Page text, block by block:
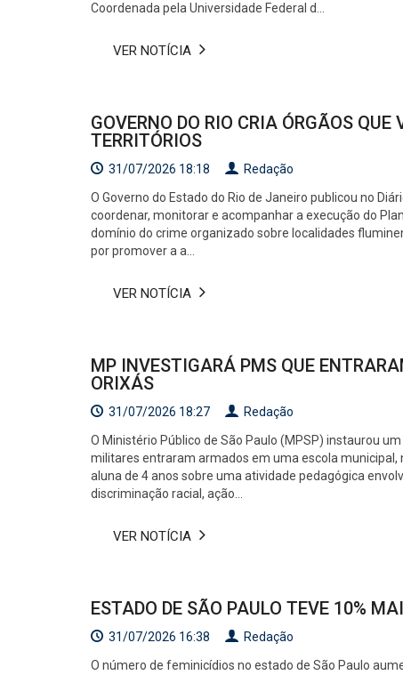
Coordenada pela Universidade Federal d...
VER NOTÍCIA
GOVERNO DO RIO CRIA ÓRGÃOS QUE
TERRITÓRIOS
31/07/2026 18:18
Redação
O Governo do Estado do Rio de Janeiro publicou no
coordenar, monitorar e acompanhar a execução do
domínio do crime organizado sobre localidades
por promover a a...
VER NOTÍCIA
MP INVESTIGARÁ PMS QUE
ORIXÁS
31/07/2026 18:27
Redação
O Ministério Público de São Paulo (MPSP) instaurou
militares entraram armados em uma escola municipal,
aluna de 4 anos sobre uma atividade pedagógica
discriminação racial, ação...
VER NOTÍCIA
ESTADO DE SÃO PAULO TEVE 10%
31/07/2026 16:38
Redação
O número de feminicídios no estado de São Paulo